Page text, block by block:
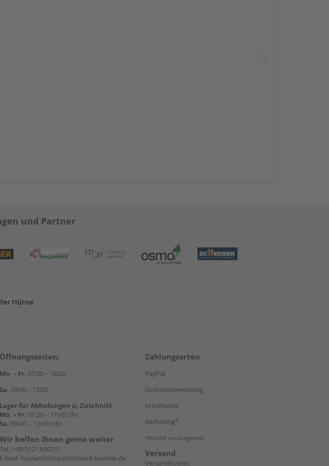
und Partner
Öffnungszeiten:
Mo. – Fr. 07:00 – 18:00
Sa. 09:00 – 13:00
Lager für Abholungen u. Zuschnitt
Mo. – Fr. 07:30 – 17:00 Uhr
Sa. 09:00 – 13:00 Uhr
Wir helfen Ihnen gerne weiter
Tel.: +49 5121 930211
E-Mail: holzlandshop@holzland-koester.de
Zahlungsarten
PayPal
Onlineüberweisung
Kreditkarte
Rechnung*
*Bonität vorausgesetzt
Versand
Versandkosten